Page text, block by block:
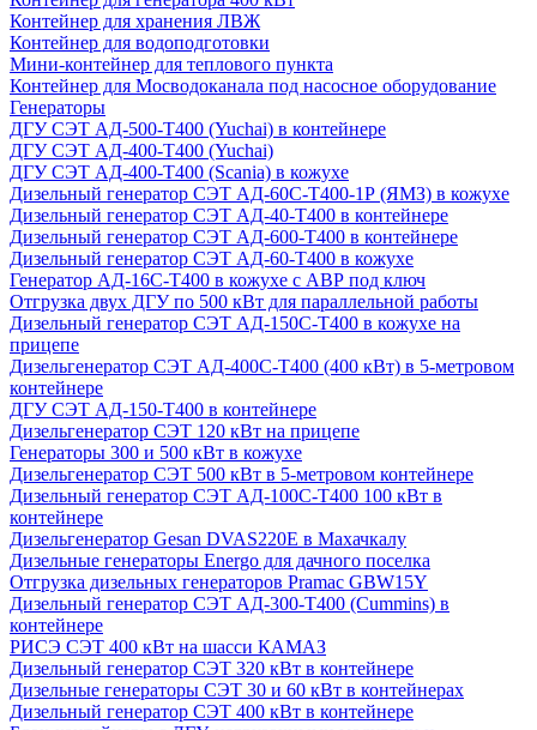
Контейнер для хранения ЛВЖ
Контейнер для водоподготовки
Мини-контейнер для теплового пункта
Контейнер для Мосводоканала под насосное оборудование
Генераторы
ДГУ СЭТ АД-500-Т400 (Yuchai) в контейнере
ДГУ СЭТ АД-400-Т400 (Yuchai)
ДГУ СЭТ АД-400-Т400 (Scania) в кожухе
Дизельный генератор СЭТ АД-60С-Т400-1Р (ЯМЗ) в кожухе
Дизельный генератор СЭТ АД-40-Т400 в контейнере
Дизельный генератор СЭТ АД-600-Т400 в контейнере
Дизельный генератор СЭТ АД-60-Т400 в кожухе
Генератор АД-16С-Т400 в кожухе с АВР под ключ
Отгрузка двух ДГУ по 500 кВт для параллельной работы
Дизельный генератор СЭТ АД-150С-Т400 в кожухе на
прицепе
Дизельгенератор СЭТ АД-400С-Т400 (400 кВт) в 5-метровом
контейнере
ДГУ СЭТ АД-150-Т400 в контейнере
Дизельгенератор СЭТ 120 кВт на прицепе
Генераторы 300 и 500 кВт в кожухе
Дизельгенератор СЭТ 500 кВт в 5-метровом контейнере
Дизельный генератор СЭТ АД-100С-Т400 100 кВт в
контейнере
Дизельгенератор Gesan DVAS220E в Махачкалу
Дизельные генераторы Energo для дачного поселка
Отгрузка дизельных генераторов Pramac GВW15Y
Дизельный генератор СЭТ АД-300-Т400 (Cummins) в
контейнере
РИСЭ СЭТ 400 кВт на шасси КАМАЗ
Дизельный генератор СЭТ 320 кВт в контейнере
Дизельные генераторы СЭТ 30 и 60 кВт в контейнерах
Дизельный генератор СЭТ 400 кВт в контейнере